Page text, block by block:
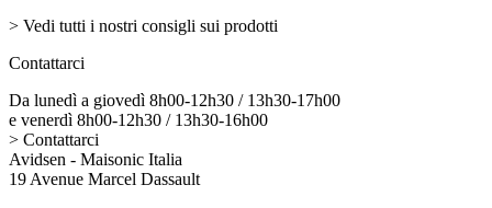
> Vedi tutti i nostri consigli sui prodotti
Contattarci
Da lunedì a giovedì 8h00-12h30 / 13h30-17h00
e venerdì 8h00-12h30 / 13h30-16h00
> Contattarci
Avidsen - Maisonic Italia
19 Avenue Marcel Dassault